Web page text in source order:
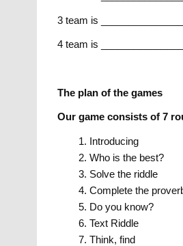
3 team is
4 team is
The plan of the games
Our game consists of 7
Introducing
Who is the best?
Solve the riddle
Complete the
Do you know?
Text Riddle
Think, find